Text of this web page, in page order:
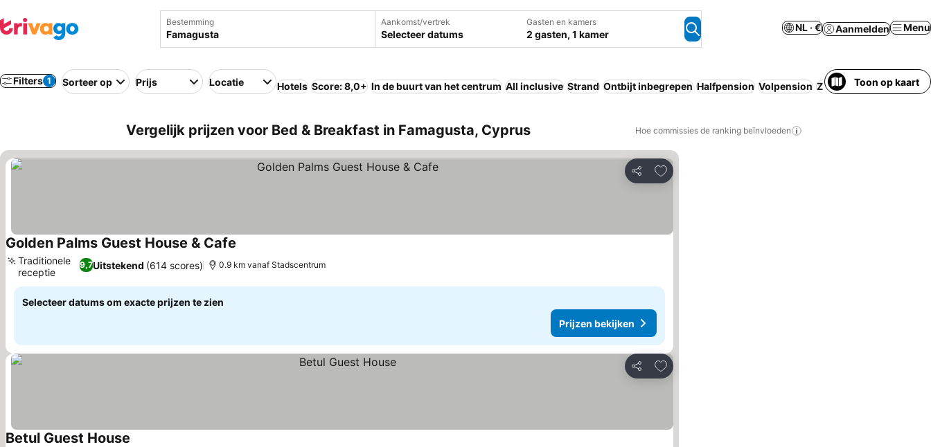
Bestemming Aankomst/vertrek
Selecteer datums
Gasten en kamers
2 gasten, 1 kamer
NL · € Aanmelden Menu
Filters 1 Sorteer op Prijs Locatie Hotels Score: 8,0+ In de buurt van het centrum All inclusive Strand Ontbijt inbegrepen Halfpension Volpension Zwembad Resort
Toon op kaart
Vergelijk prijzen voor Bed & Breakfast in Famagusta, Cyprus Hoe commissies de ranking beïnvloeden
Delen
Toevoegen aan favorieten
Golden Palms Guest House & Cafe
9,7Uitstekend (614 scores)
Traditionele
receptie
0.9 km vanaf Stadscentrum
Selecteer datums om exacte prijzen te zien
Prijzen bekijken
Delen
Toevoegen aan favorieten
Betul Guest House